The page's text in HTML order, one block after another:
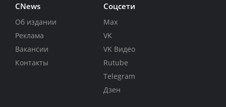
CNews
Об издании
Реклама
Вакансии
Контакты
Соцсети
Max
VK
VK Видео
Rutube
Telegram
Дзен